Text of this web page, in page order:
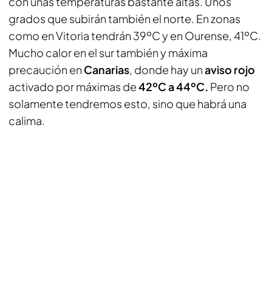
grados que subirán también el norte. En zonas
como en Vitoria tendrán 39ºC y en Ourense, 41ºC.
Mucho calor en el sur también y máxima
precaución en Canarias, donde hay unaviso rojo
activado por máximas de42ºC a 44ºC. Pero no
solamente tendremos esto, sino que habrá una
calima.